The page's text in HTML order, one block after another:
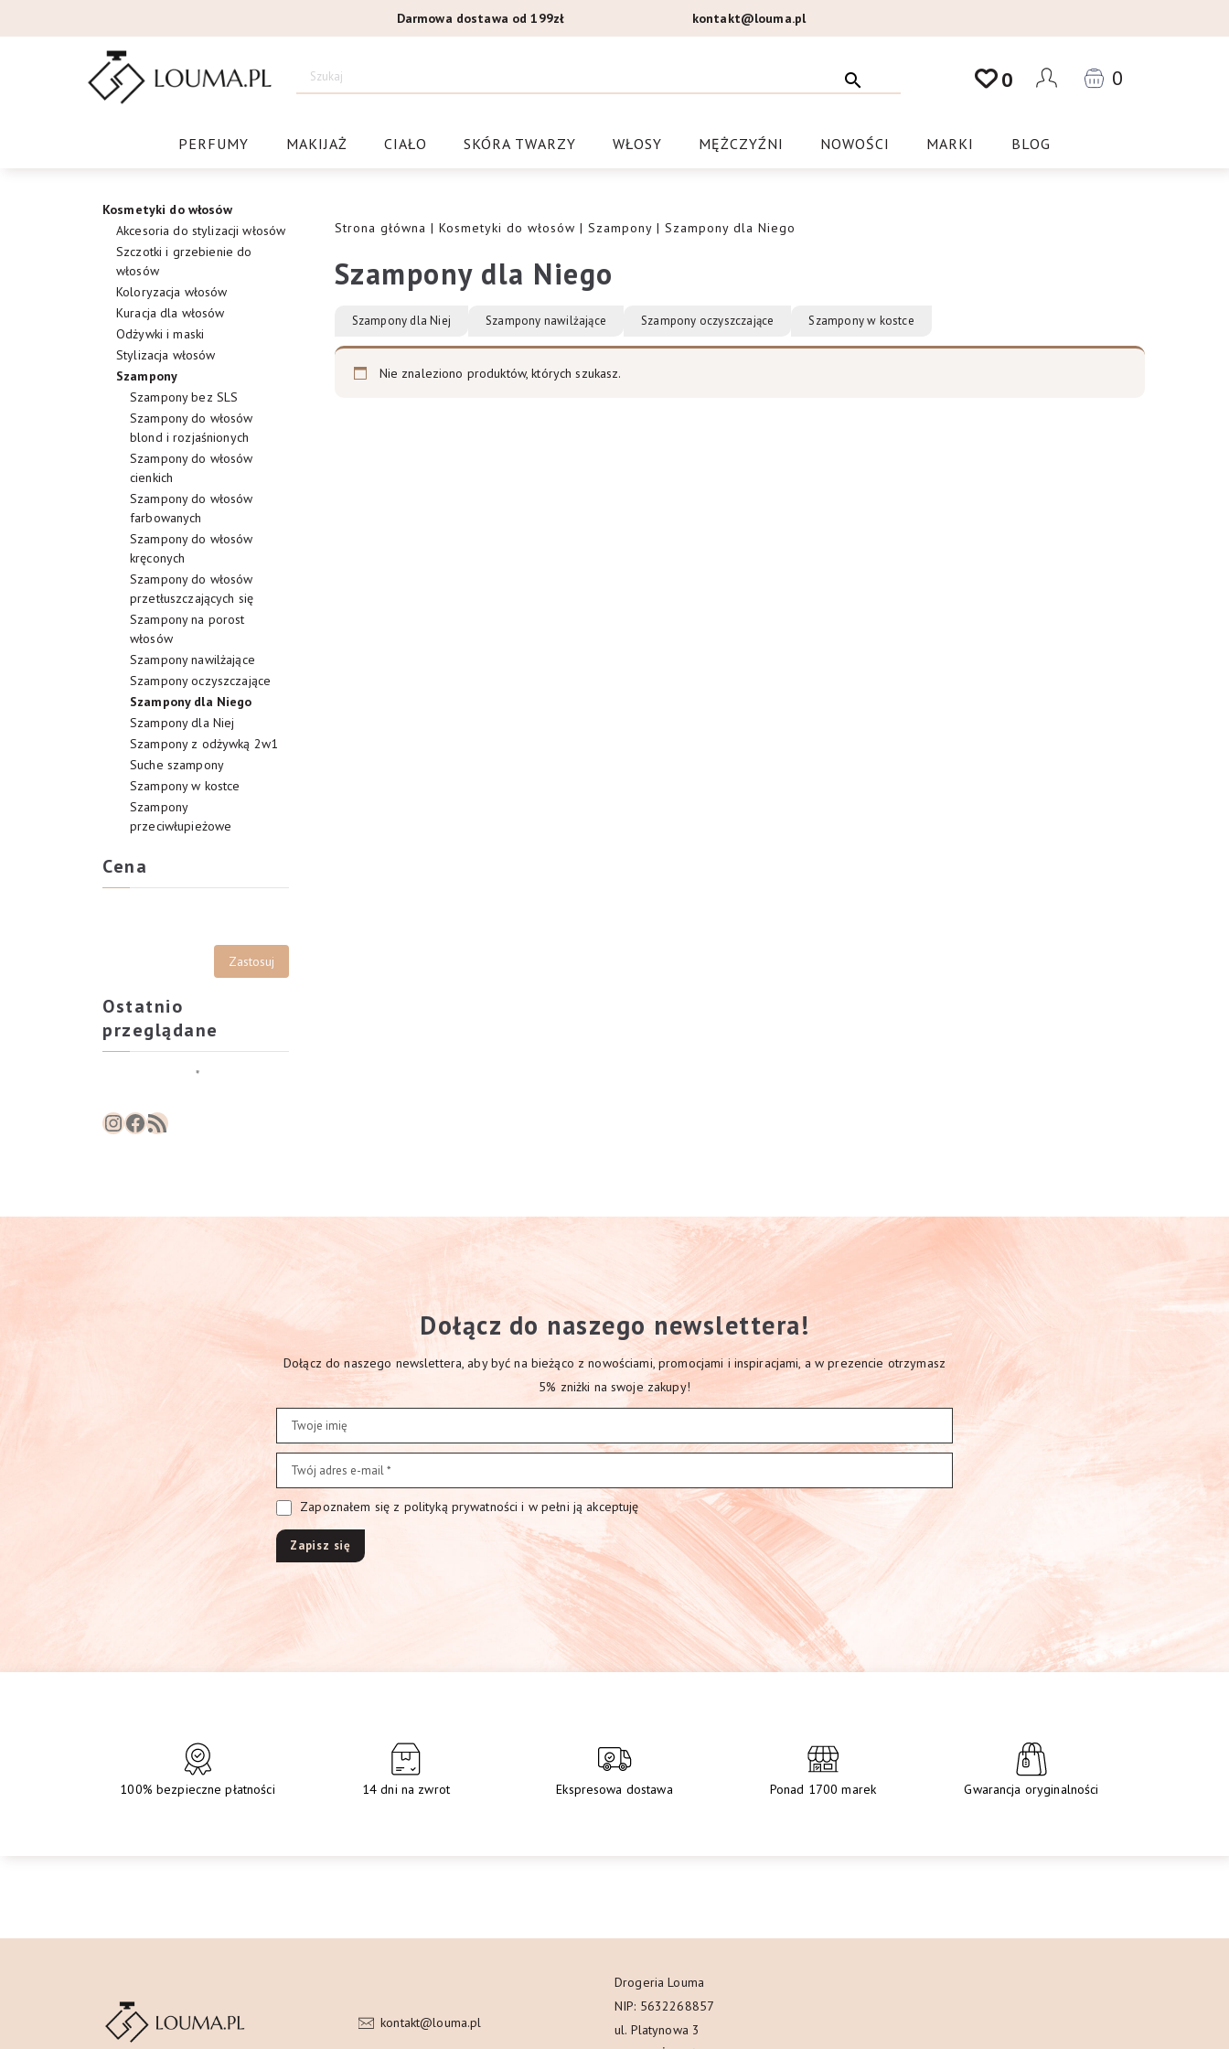
do
Darmowa dostawa od 199zł kontakt@louma.pl
Drogeria Louma.pl 0 0
PERFUMY MAKIJAŻ CIAŁO SKÓRA TWARZY WŁOSY MĘŻCZYŹNI NOWOŚCI MARKI BLOG
Strona główna | Kosmetyki do włosów | Szampony| Szampony dla Niego
Szampony dla Niego
Szampony dla Niej Szampony nawilżające Szampony oczyszczające Szampony w kostce
Nie znaleziono produktów, których szukasz.
Kosmetyki do włosów
Akcesoria do stylizacji włosów
Szczotki i grzebienie do
włosów
Koloryzacja włosów
Kuracja dla włosów
Odżywki i maski
Stylizacja włosów
Szampony
Szampony bez SLS
Szampony do włosów
blond i rozjaśnionych
Szampony do włosów
cienkich
Szampony do włosów
farbowanych
Szampony do włosów
kręconych
Szampony do włosów
przetłuszczających się
Szampony na porost
włosów
Szampony nawilżające
Szampony oczyszczające
Szampony dla Niego
Szampony dla Niej
Szampony z odżywką 2w1
Suche szampony
Szampony w kostce
Szampony
przeciwłupieżowe
Cena
Ostatnio
przeglądane
InstagramFacebook RSS Feed
Dołącz do naszego newslettera!
Dołącz do naszego newslettera, aby być na bieżąco z nowościami, promocjami i inspiracjami, a w prezencie otrzymasz
5% zniżki na swoje zakupy!
Zapoznałem się z polityką prywatności i w pełni ją akceptuję
100% bezpieczne płatności 14 dni na zwrot Ekspresowa dostawa Ponad 1700 marek Gwarancja oryginalności
kontakt@louma.pl
Drogeria Louma
NIP: 5632268857
ul. Platynowa 3